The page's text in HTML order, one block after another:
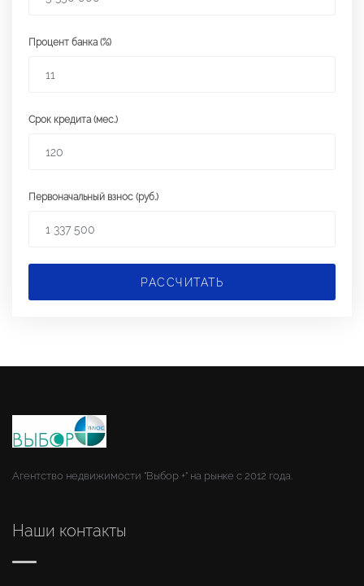
Процент банка (%)
Срок кредита (мес.)
Первоначальный взнос (руб.)
РАССЧИТАТЬ
Агентство недвижимости "Выбор +" на рынке с 2012 года.
Наши контакты